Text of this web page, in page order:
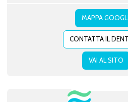
MAPPA
CONTATTA IL
VAI AL SITO